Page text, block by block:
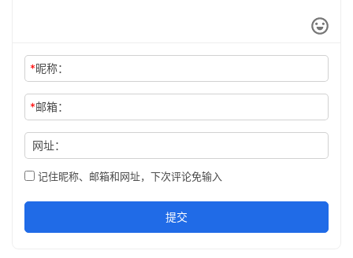
*昵称：
*邮箱：
网址：
记住昵称、邮箱和网址，下次评论免输入
提交